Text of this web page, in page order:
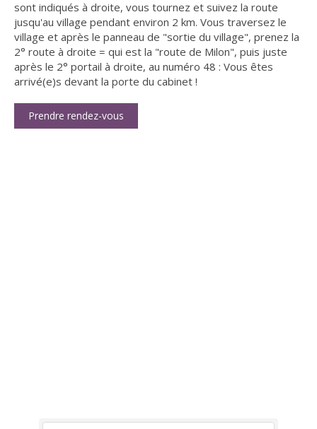
sont indiqués à droite, vous tournez et suivez la route
jusqu'au village pendant environ 2 km. Vous traversez le
village et après le panneau de "sortie du village", prenez la
2° route à droite = qui est la "route de Milon", puis juste
après le 2° portail à droite, au numéro 48 : Vous êtes
arrivé(e)s devant la porte du cabinet !
Prendre rendez-vous